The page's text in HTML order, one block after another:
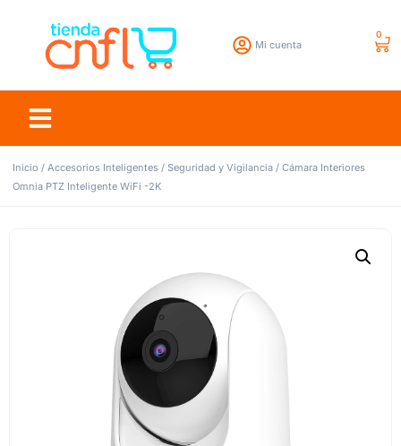
Mi cuenta
0
Inicio / Accesorios Inteligentes / Seguridad y Vigilancia / Cámara Interiores
Omnia PTZ Inteligente WiFi -2K